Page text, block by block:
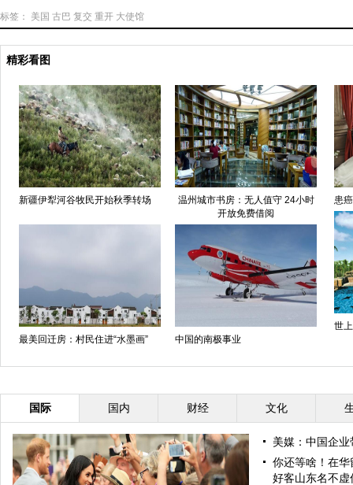
标签： 美国 古巴 复交 重开 大使馆
精彩看图
新疆伊犁河谷牧民开始秋季转场
温州城市书房：无人值守 24小时
开放免费借阅
最美回迁房：村民住进“水墨画” 中国的南极事业
患
世
国际 国内 财经 文化
美媒：中国企
你还等啥！在
好客山东名不虚